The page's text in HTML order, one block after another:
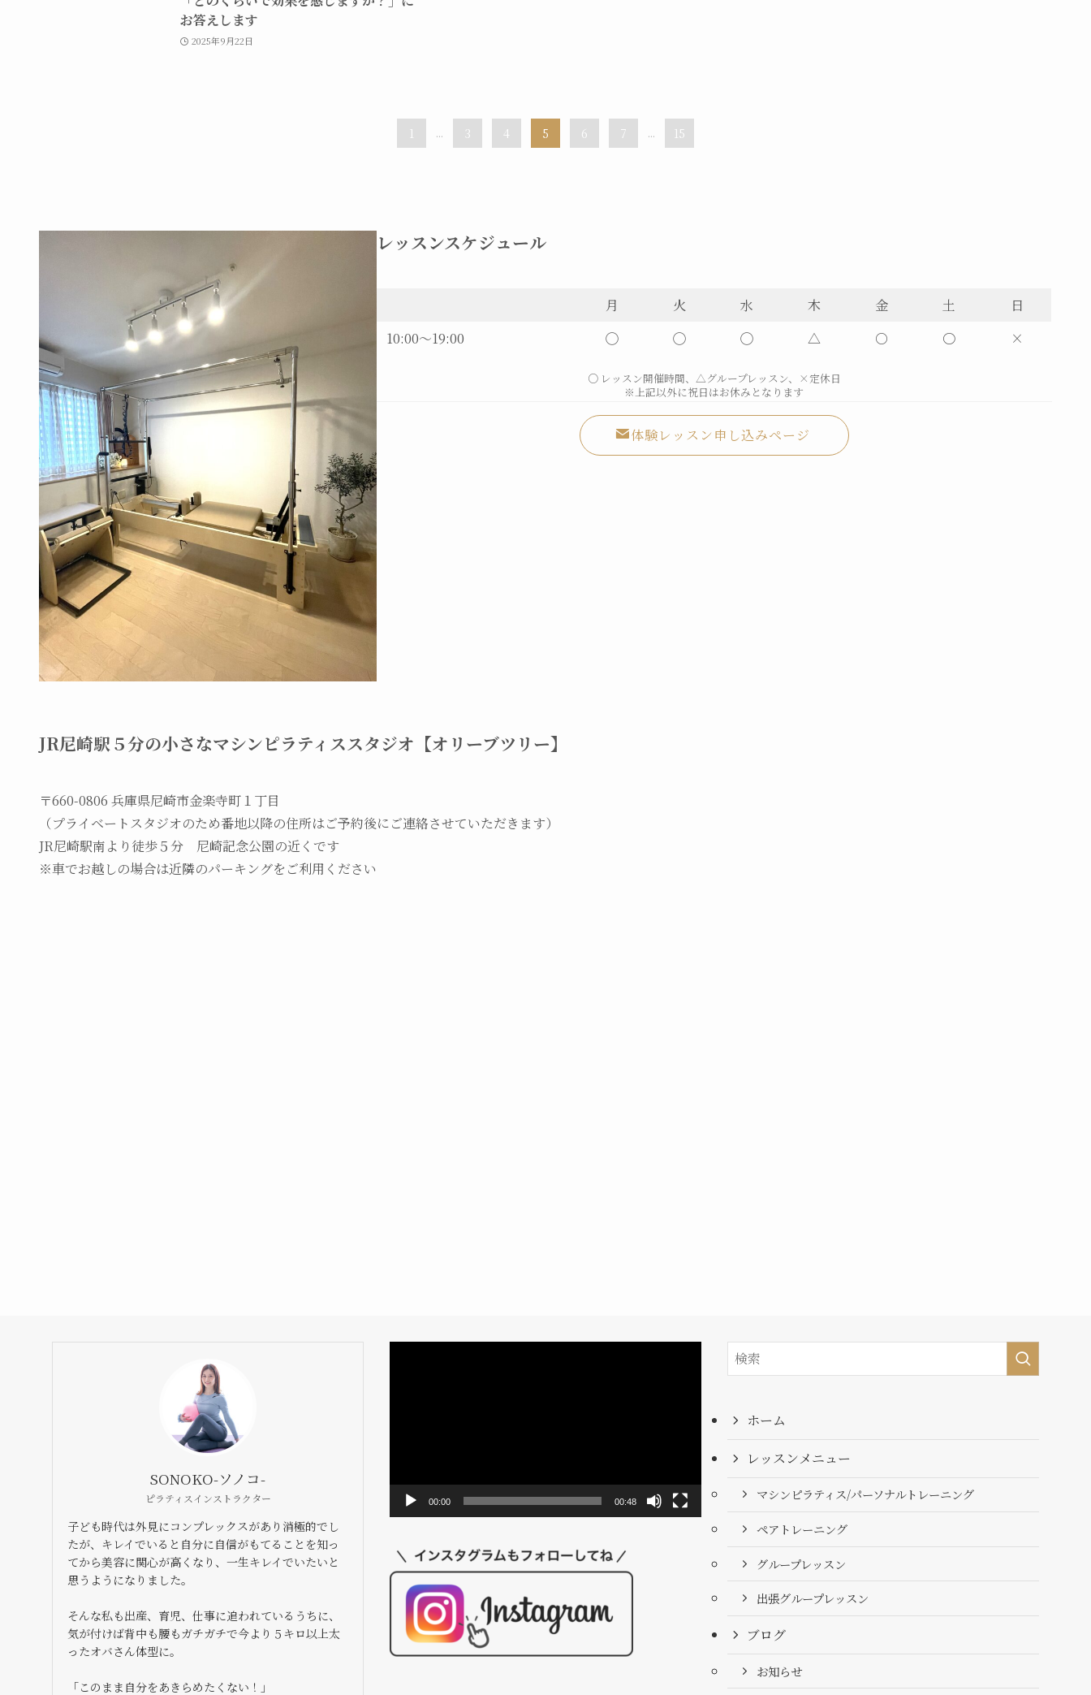
お答えします
2025年9月22日
1 ... 3 4 5 6 7 ... 15
レッスンスケジュール
月 火 水 木 金 土
日
10:00～19:00
◯ ◯ ◯ △ ○ 〇 ×
○ レッスン開催時間、△グループレッスン、×定休日
※上記以外に祝日はお休みとなります
体験レッスン申し込みページ
JR尼崎駅５分の小さなマシンピラティススタジオ【オリーブツリー】
〒660-0806 兵庫県尼崎市金楽寺町１丁目
（プライベートスタジオのため番地以降の住所はご予約後にご連絡させていただきます）
JR尼崎駅南より徒歩５分 尼崎記念公園の近くです
※車でお越しの場合は近隣のパーキングをご利用ください
SONOKO-ソノコ-
ピラティスインストラクター
子ども時代は外見にコンプレックスがあり消極的でし
たが、キレイでいると自分に自信がもてることを知っ
てから美容に関心が高くなり、一生キレイでいたいと
思うようになりました。
そんな私も出産、育児、仕事に追われているうちに、
気が付けば背中も腰もガチガチで今より５キロ以上太
ったオバさん体型に。
「このまま自分をあきらめたくない！」
00:00 00:48
ホーム
レッスンメニュー
マシンピラティス/パーソナルトレーニング
ペアトレーニング
グループレッスン
出張グループレッスン
ブログ
お知らせ